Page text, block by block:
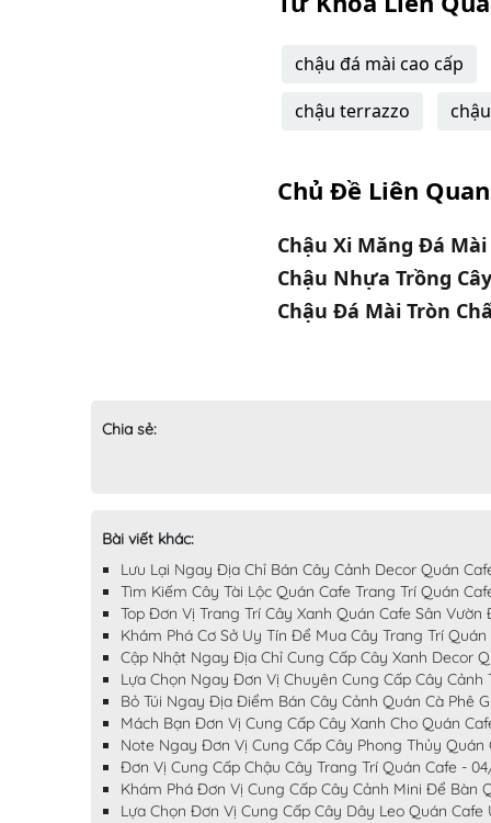
chậu đá mài cao cấp
chậu terrazzo
Chủ Đề Liên Quan
Chậu Xi Măng Đá Mài
Chậu Nhựa Trồng
Chậu Đá Mài Tròn
Chia sẻ:
Bài viết khác:
Lưu Lại Ngay Địa Chỉ Bán Cây Cảnh Decor Quán
Tìm Kiếm Cây Tài Lộc Quán Cafe Trang Trí Quán
Top Đơn Vị Trang Trí Cây Xanh Quán Cafe Sân
Khám Phá Cơ Sở Uy Tín Để Mua Cây Trang Trí
Cập Nhật Ngay Địa Chỉ Cung Cấp Cây Xanh Decor
Lựa Chọn Ngay Đơn Vị Chuyên Cung Cấp Cây
Bỏ Túi Ngay Địa Điểm Bán Cây Cảnh Quán Cà Phê
Mách Bạn Đơn Vị Cung Cấp Cây Xanh Cho Quán
Note Ngay Đơn Vị Cung Cấp Cây Phong Thủy
Đơn Vị Cung Cấp Chậu Cây Trang Trí Quán Cafe -
Khám Phá Đơn Vị Cung Cấp Cây Cảnh Mini Để Bàn
Lựa Chọn Đơn Vị Cung Cấp Cây Dây Leo Quán